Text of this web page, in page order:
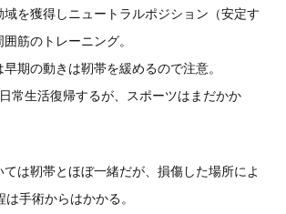
域を獲得しニュートラルポジション（安定す
筋のトレーニング。
期の動きは靭帯を緩めるので注意。
常生活復帰するが、スポーツはまだかか
は靭帯とほぼ一緒だが、損傷した場所によ
は手術からはかかる。